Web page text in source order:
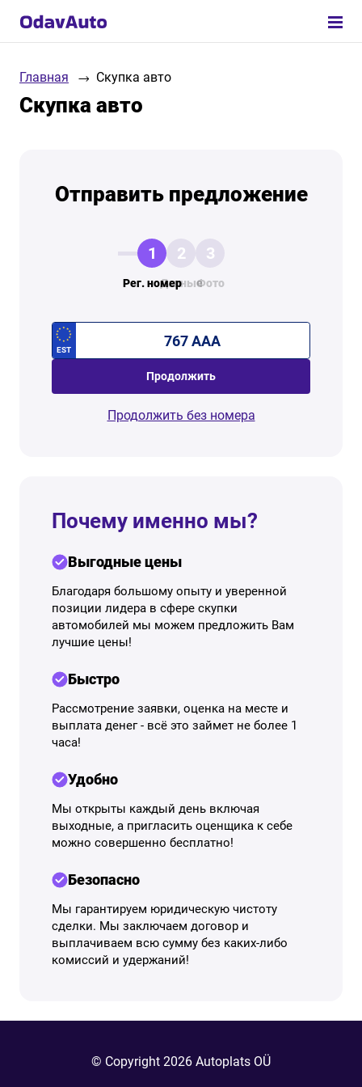
Главная Скупка авто
Скупка авто
Отправить предложение
1
Рег. номер
2
Данные
3
Фото
EST
Продолжить
Продолжить без номера
Почему именно мы?
Выгодные цены
Благодаря большому опыту и уверенной
позиции лидера в сфере скупки
автомобилей мы можем предложить Вам
лучшие цены!
Быстро
Рассмотрение заявки, оценка на месте и
выплата денег - всё это займет не более 1
часа!
Удобно
Мы открыты каждый день включая
выходные, а пригласить оценщика к себе
можно совершенно бесплатно!
Безопасно
Мы гарантируем юридическую чистоту
сделки. Мы заключаем договор и
выплачиваем всю сумму без каких-либо
комиссий и удержаний!
© Copyright 2026 Autoplats OÜ